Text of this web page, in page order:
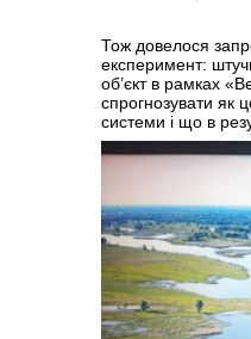
Тож довелося
експеримент:
об’єкт в рамках
спрогнозувати як
системи і що в